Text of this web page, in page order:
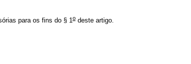
para os fins do § 1odeste artigo.